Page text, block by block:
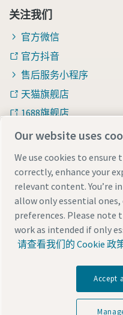
关注我们
官方微信
官方抖音
售后服务小程序
天猫旗舰店
1688旗舰店
知乎
法律和隐私声明 Manage
沪ICP备15004877号-1沪公
© 2026 阿特拉斯·科普柯（
探索阿特拉斯·科普柯
Our website uses
We use cookies to
correctly, enhance your
relevant content. You’re
allow only essential ones,
preferences. Please note
work as intended if only
请查看我们的 Cookie 政
Accept